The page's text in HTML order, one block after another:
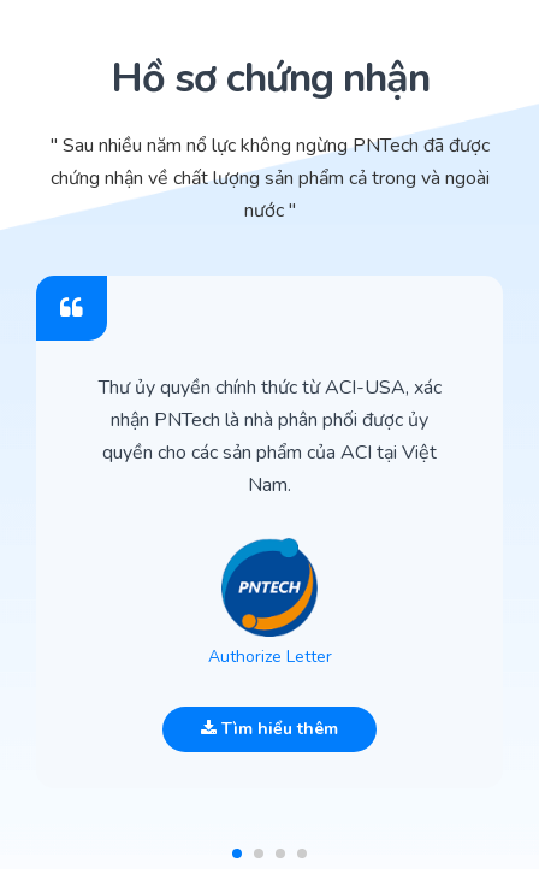
Hồ sơ chứng nhận
" Sau nhiều năm nổ lực không ngừng PNTech đã được
chứng nhận về chất lượng sản phẩm cả trong và ngoài
nước "
Thư ủy quyền chính thức từ ACI-USA, xác
nhận PNTech là nhà phân phối được ủy
quyền cho các sản phẩm của ACI tại Việt
Nam.
Authorize Letter
Tìm hiểu thêm